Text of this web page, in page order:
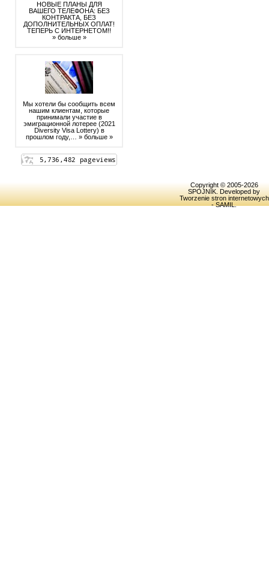
НОВЫЕ ПЛАНЫ ДЛЯ
ВАШЕГО ТЕЛЕФОНА: БЕЗ
КОНТРАКТА, БЕЗ
ДОПОЛНИТЕЛЬНЫХ ОПЛАТ!
ТЕПЕРЬ С ИНТЕРНЕТОМ!!
» больше »
Мы хотели бы сообщить всем
нашим клиентам, которые
принимали участие в
эмиграционной лотерее (2021
Diversity Visa Lottery) в
прошлом году,… » больше »
Copyright © 2005-2026
SPOJNIK . Developed by
Tworzenie stron internetowych
- SAMIL.